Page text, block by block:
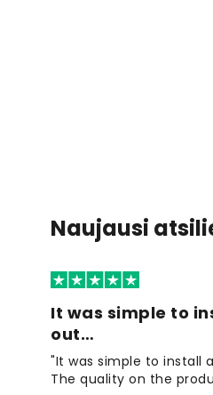
Naujausi
It was simple to
out…
"It was simple to install
The quality on the